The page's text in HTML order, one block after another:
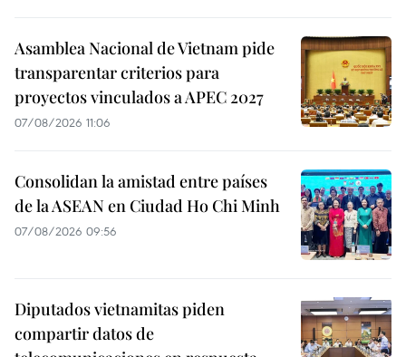
Asamblea Nacional de Vietnam pide
transparentar criterios para
proyectos vinculados a APEC 2027
07/08/2026 11:06
Consolidan la amistad entre países
de la ASEAN en Ciudad Ho Chi Minh
07/08/2026 09:56
Diputados vietnamitas piden
compartir datos de